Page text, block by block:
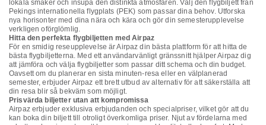
lokala smaker och insupa den distinkta atmosfären. Välj den flygbiljett från
Pekings internationella flygplats (PEK) som passar dina behov. Utforska
nya horisonter med dina nära och kära och gör din semesterupplevelse
verkligen oförglömlig.
Hitta den perfekta flygbiljetten med Airpaz
För en smidig reseupplevelse är Airpaz din bästa plattform för att hitta de
bästa flygbiljetterna. Med ett användarvänligt gränssnitt hjälper Airpaz dig
att jämföra och välja flygbiljetter som passar ditt schema och din budget.
Oavsett om du planerar en sista minuten-resa eller en välplanerad
semester, erbjuder Airpaz ett brett utbud av alternativ för att säkerställa att
din resa blir så bekväm som möjligt.
Prisvärda biljetter utan att kompromissa
Airpaz erbjuder exklusiva erbjudanden och specialpriser, vilket gör att du
kan boka din biljett till otroligt överkomliga priser. Njut av fördelarna med